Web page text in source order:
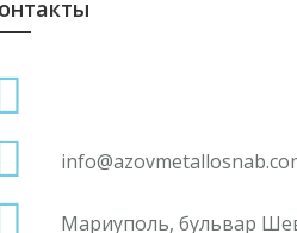
Arcosteel объявляет
в 2026 году
января
к лучшим
Мариуполь, бульвар